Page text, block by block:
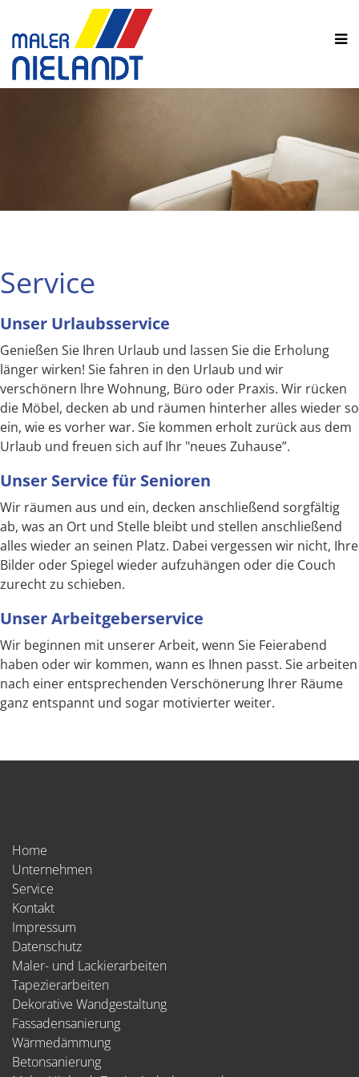
Service
Unser Urlaubsservice
Genießen Sie Ihren Urlaub und lassen Sie die Erholung
länger wirken! Sie fahren in den Urlaub und wir
verschönern lhre Wohnung, Büro oder Praxis. Wir rücken
die Möbel, decken ab und räumen hinterher alles wieder so
ein, wie es vorher war. Sie kommen erholt zurück aus dem
Urlaub und freuen sich auf Ihr "neues Zuhause”.
Unser Service für Senioren
Wir räumen aus und ein, decken anschließend sorgfältig
ab, was an Ort und Stelle bleibt und stellen anschließend
alles wieder an seinen Platz. Dabei vergessen wir nicht, Ihre
Bilder oder Spiegel wieder aufzuhängen oder die Couch
zurecht zu schieben.
Unser Arbeitgeberservice
Wir beginnen mit unserer Arbeit, wenn Sie Feierabend
haben oder wir kommen, wann es Ihnen passt. Sie arbeiten
nach einer entsprechenden Verschönerung Ihrer Räume
ganz entspannt und sogar motivierter weiter.
Home
Unternehmen
Service
Kontakt
Impressum
Datenschutz
Maler- und Lackierarbeiten
Tapezierarbeiten
Dekorative Wandgestaltung
Fassadensanierung
Wärmedämmung
Betonsanierung